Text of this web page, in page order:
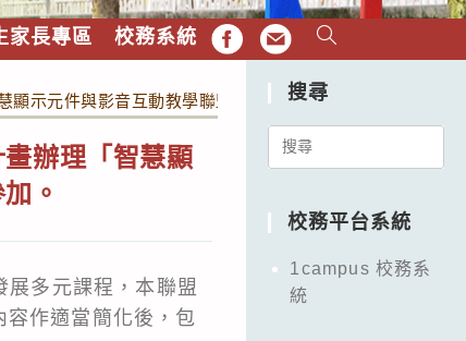
家長專區 校務系統 FB EMAIL
示元件與影音互動教學聯盟教師研習營」，敬邀教師踴躍
辦理「智慧顯
。
多元課程，本聯盟
作適當簡化後，包
搜尋
Search
校務平台系統
1campus 校務系
統